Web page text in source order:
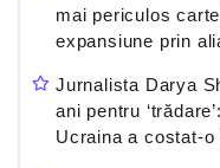
mai periculos
expansiune prin
Jurnalista Darya
ani pentru
Ucraina a costat-o